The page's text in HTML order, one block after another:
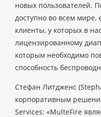
новых пользователей.
доступно во всем мире,
клиенты, у которых в
лицензированному
которым необходимо
способность
Стефан Литдженс
корпоративным
Services: «MulteFire